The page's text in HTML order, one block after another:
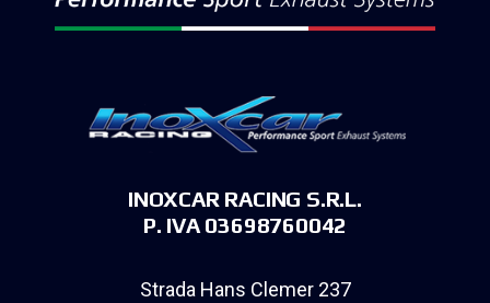
INOXCAR RACING S.R.L.
P. IVA 03698760042
Strada Hans Clemer 237